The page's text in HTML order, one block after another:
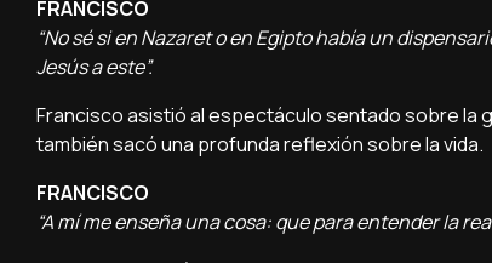
FRANCISCO
“No sé si en Nazaret o en Egipto había un
Jesús a este”.
Francisco asistió al espectáculo sentado sobre la
también sacó una profunda reflexión sobre la vida.
FRANCISCO
“A mí me enseña una cosa: que para entender la